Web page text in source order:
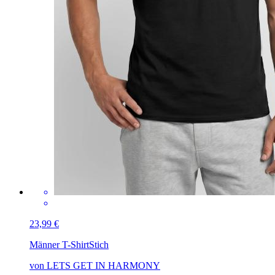
23,99 €
Männer T-ShirtStich
von LETS GET IN HARMONY